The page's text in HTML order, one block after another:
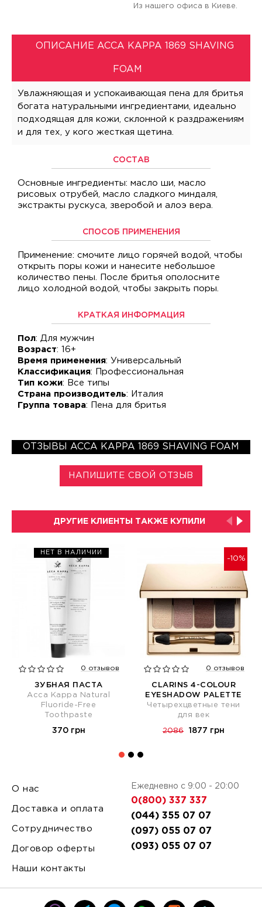
Из нашего офиса в Киеве.
ОПИСАНИЕ ACCA KAPPA 1869 SHAVING
FOAM
Увлажняющая и успокаивающая пена для бритья
богата натуральными ингредиентами, идеально
подходящая для кожи, склонной к раздражениям
и для тех, у кого жесткая щетина.
СОСТАВ
Основные ингредиенты: масло ши, масло
рисовых отрубей, масло сладкого миндаля,
экстракты рускуса, зверобой и алоэ вера.
СПОСОБ ПРИМЕНЕНИЯ
Применение: смочите лицо горячей водой, чтобы
открыть поры кожи и нанесите небольшое
количество пены. После бритья ополосните
лицо холодной водой, чтобы закрыть поры.
КРАТКАЯ ИНФОРМАЦИЯ
Пол: Для мужчин
Возраст: 16+
Время применения: Универсальный
Классификация: Профессиональная
Тип кожи: Все типы
Страна производитель: Италия
Группа товара: Пена для бритья
ОТЗЫВЫ ACCA KAPPA 1869 SHAVING FOAM
НАПИШИТЕ СВОЙ ОТЗЫВ
ДРУГИЕ КЛИЕНТЫ ТАКЖЕ КУПИЛИ
НЕТ В НАЛИЧИИ
0 отзывов
ЗУБНАЯ ПАСТА
Acca Kappa Natural
Fluoride-Free
Toothpaste
370 грн
-10%
0 отзывов
CLARINS 4-COLOUR
EYESHADOW PALETTE
Четырехцветные тени
для век
2086 1877 грн
О нас
Доставка и оплата
Сотрудничество
Договор оферты
Наши контакты
Ежедневно с 9:00 - 20:00
0(800) 337 337
(044) 355 07 07
(097) 055 07 07
(093) 055 07 07